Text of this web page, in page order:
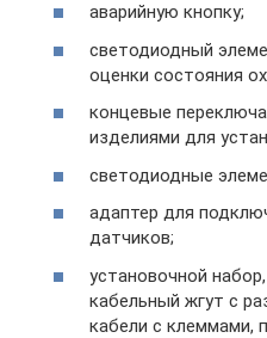
аварийную кнопку;
светодиодный
оценки состояния
концевые
изделиями для
светодиодные
адаптер для
датчиков;
установочной
кабельный жгут с
кабели с клеммами,